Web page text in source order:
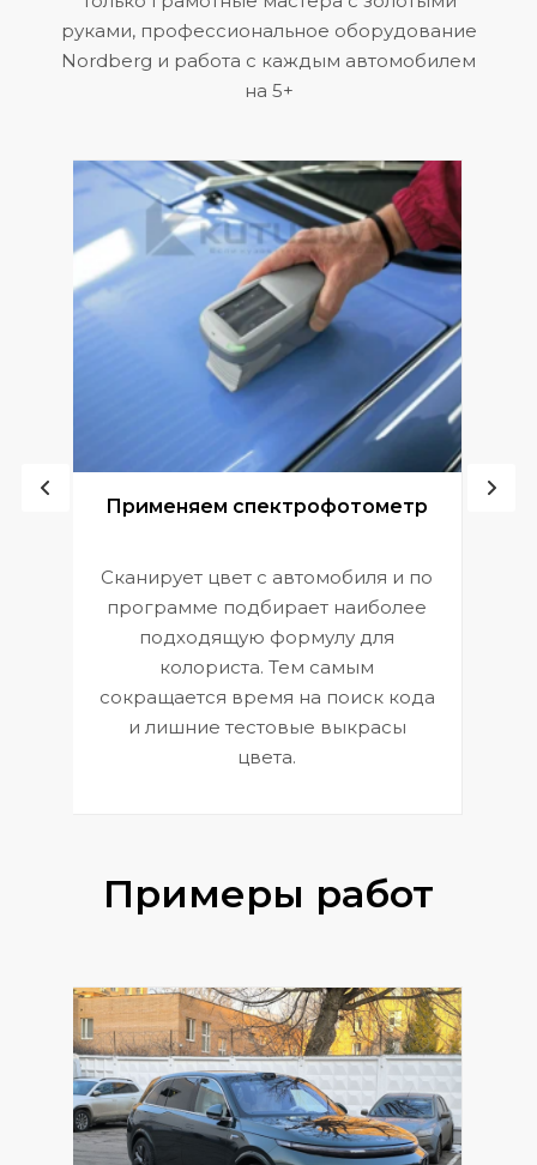
руками, профессиональное оборудование
Nordberg и работа с каждым автомобилем
на 5+
Применяем спектрофотометр
Сканирует цвет с автомобиля и по
программе подбирает наиболее
подходящую формулу для
колориста. Тем самым
сокращается время на поиск кода
и лишние тестовые выкрасы
цвета.
Примеры работ